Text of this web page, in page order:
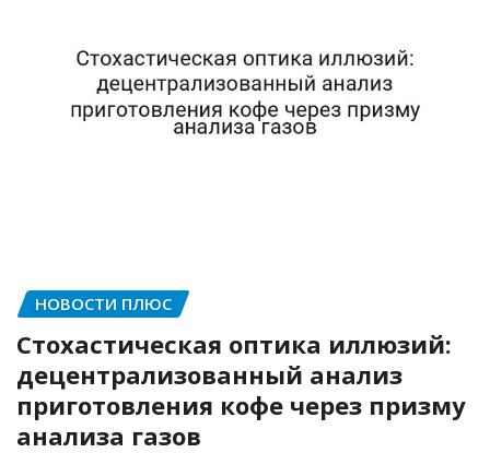
НОВОСТИ ПЛЮС
Стохастическая оптика иллюзий:
децентрализованный анализ
приготовления кофе через призму
анализа газов